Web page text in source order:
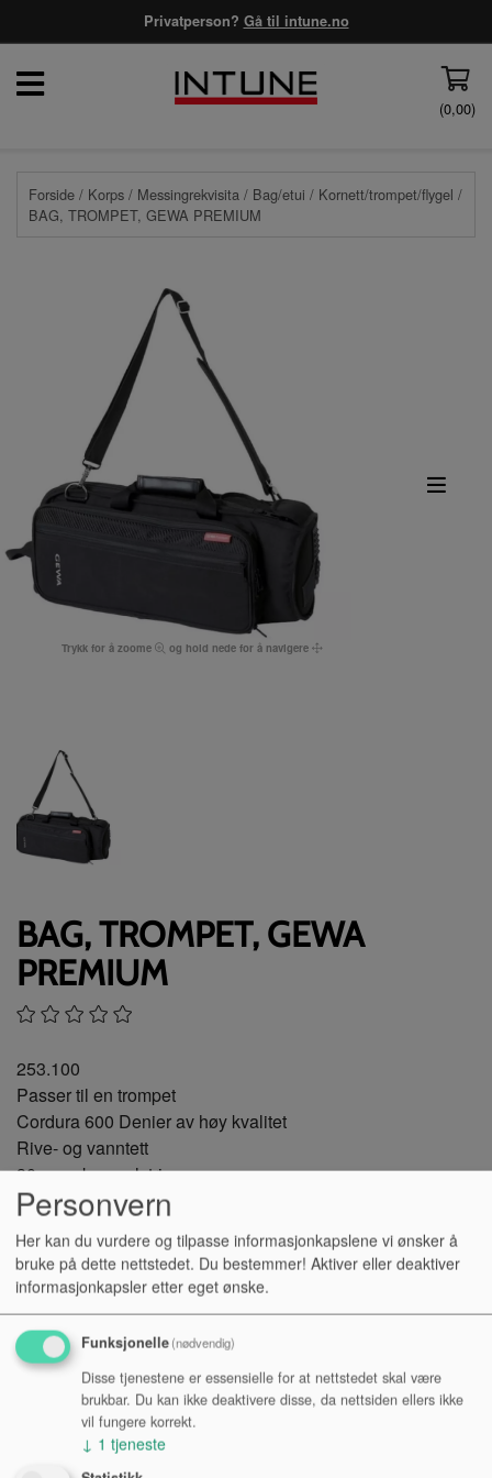
Privatperson? Gå til intune.no
(0,00)
Forside / Korps / Messingrekvisita / Bag/etui / Kornett/trompet/flygel /
BAG, TROMPET, GEWA PREMIUM
Trykk for å zoome og hold nede for å navigere
BAG, TROMPET, GEWA
PREMIUM
253.100
Passer til en trompet
Cordura 600 Denier av høy kvalitet
Rive- og vanntett
30 mm skumpolstring
Kryssfinerstøtte for klokkestykket
hurtigoppbevaringssystem og skulderstropp
Permanent festet tilbehørsrom, internt justerbart
Kr 784,-
NOK
Antall:
Personvern
Her kan du vurdere og tilpasse informasjonkapslene vi ønsker å
bruke på dette nettstedet. Du bestemmer! Aktiver eller deaktiver
informasjonkapsler etter eget ønske.
Funksjonelle(nødvendig)
Disse tjenestene er essensielle for at nettstedet skal være
brukbar. Du kan ikke deaktivere disse, da nettsiden ellers ikke
vil fungere korrekt.
↓ 1 tjeneste